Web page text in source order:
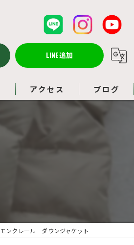
LINE追加
アクセス ブログ
コラム
モンクレール ダウンジャケット